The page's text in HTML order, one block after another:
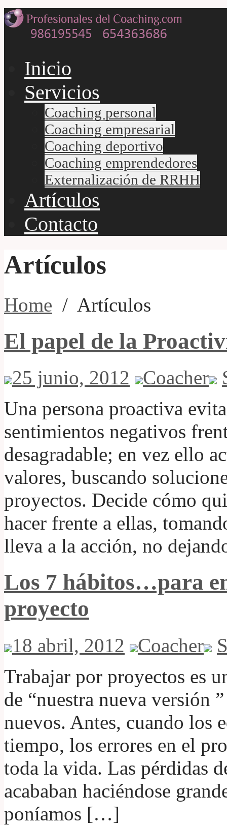
Inicio
Servicios
Coaching personal
Coaching empresarial
Coaching deportivo
Coaching emprendedores
Externalización de RRHH
Artículos
Contacto
Artículos
Home / Artículos
El papel de la
25 junio, 2012 Coacher
Una persona proactiva
sentimientos negativos
desagradable; en vez ello
valores, buscando
proyectos. Decide cómo
hacer frente a ellas,
lleva a la acción, no
Los 7 hábitos…para
proyecto
18 abril, 2012 Coacher
Trabajar por proyectos es
de “nuestra nueva versión
nuevos. Antes, cuando los
tiempo, los errores en el
toda la vida. Las pérdidas
acababan haciéndose
poníamos […]